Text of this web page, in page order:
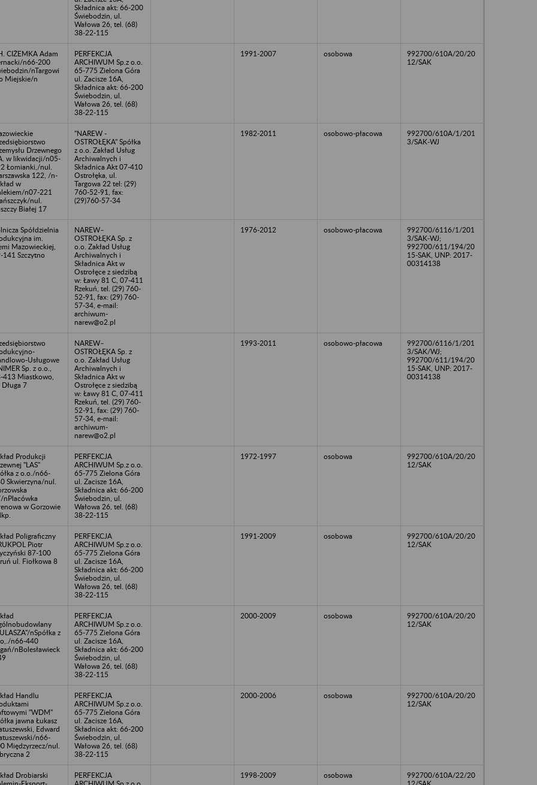
Składnica akt: 66-200
Świebodzin, ul.
Wałowa 26, tel. (68)
38-22-115
CIŻEMKA Adam
n66-200
nTargowi
Miejskie/n
PERFEKCJA
ARCHIWUM Sp.z o.o.
65-775 Zielona Góra
ul. Zacisze 16A,
Składnica akt: 66-200
Świebodzin, ul.
Wałowa 26, tel. (68)
38-22-115
1991-2007 osobowa
992700/610A/20/20
12/SAK
Drzewnego
w likwidacji/n05-
Łomianki,/nul.
122, /n-
w
n07-221
nul.
Białej 17
"NAREW -
OSTROŁĘKA" Spółka
z o.o. Zakład Usług
Archiwalnych i
Składnica Akt 07-410
Ostrołęka, ul.
Targowa 22 tel: (29)
760-52-91, fax:
(29)760-57-34
1982-2011 osobowo-płacowa
992700/610A/1/201
3/SAK-WJ
Spółdzielnia
im.
Mazowieckiej,
141 Szczytno
NAREW–
OSTROŁĘKA Sp. z
o.o. Zakład Usług
Archiwalnych i
Składnica Akt w
Ostrołęce z siedzibą
w: Ławy 81 C, 07-411
Rzekuń, tel. (29) 760-
52-91, fax: (29) 760-
57-34, e-mail:
archiwum-
narew@o2.pl
1976-2012 osobowo-płacowa
992700/6116/1/201
3/SAK-WJ;
992700/611/194/20
15-SAK, UNP: 2017-
00314138
Usługowe
Sp. z o.o.,
413 Miastkowo,
7
NAREW–
OSTROŁĘKA Sp. z
o.o. Zakład Usług
Archiwalnych i
Składnica Akt w
Ostrołęce z siedzibą
w: Ławy 81 C, 07-411
Rzekuń, tel. (29) 760-
52-91, fax: (29) 760-
57-34, e-mail:
archiwum-
narew@o2.pl
1993-2011 osobowo-płacowa
992700/6116/1/201
3/SAK/WJ;
992700/611/194/20
15-SAK, UNP: 2017-
00314138
Produkcji
"LAS"
z o.o./n66-
Skwierzyna/nul.
nPlacówka
w Gorzowie
PERFEKCJA
ARCHIWUM Sp.z o.o.
65-775 Zielona Góra
ul. Zacisze 16A,
Składnica akt: 66-200
Świebodzin, ul.
Wałowa 26, tel. (68)
38-22-115
1972-1997 osobowa
992700/610A/20/20
12/SAK
Poligraficzny
Piotr
87-100
ul. Fiołkowa 8
PERFEKCJA
ARCHIWUM Sp.z o.o.
65-775 Zielona Góra
ul. Zacisze 16A,
Składnica akt: 66-200
Świebodzin, ul.
Wałowa 26, tel. (68)
38-22-115
1991-2009 osobowa
992700/610A/20/20
12/SAK
nSpółka z
n66-440
nBolesławieck
PERFEKCJA
ARCHIWUM Sp.z o.o.
65-775 Zielona Góra
ul. Zacisze 16A,
Składnica akt: 66-200
Świebodzin, ul.
Wałowa 26, tel. (68)
38-22-115
2000-2009 osobowa
992700/610A/20/20
12/SAK
Handlu
"WDM"
jawna Łukasz
Edward
n66-
Międzyrzecz/nul.
2
PERFEKCJA
ARCHIWUM Sp.z o.o.
65-775 Zielona Góra
ul. Zacisze 16A,
Składnica akt: 66-200
Świebodzin, ul.
Wałowa 26, tel. (68)
38-22-115
2000-2006 osobowa
992700/610A/20/20
12/SAK
Drobiarski
PERFEKCJA
1998-2009 osobowa
992700/610A/22/20